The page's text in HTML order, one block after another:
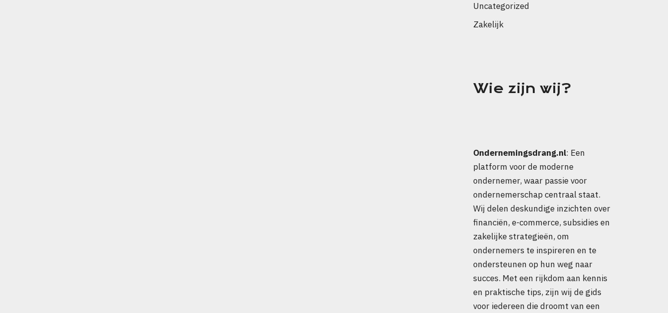
Uncategorized
Zakelijk
Wie zijn wij?
Ondernemingsdrang.nl: Een
platform voor de moderne
ondernemer, waar passie voor
ondernemerschap centraal staat.
Wij delen deskundige inzichten over
financiën, e-commerce, subsidies en
zakelijke strategieën, om
ondernemers te inspireren en te
ondersteunen op hun weg naar
succes. Met een rijkdom aan kennis
en praktische tips, zijn wij de gids
voor iedereen die droomt van een